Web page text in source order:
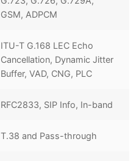
GSM, ADPCM
ITU-T G.168 LEC Echo
Cancellation, Dynamic Jitter
Buffer, VAD, CNG, PLC
RFC2833, SIP Info, In-band
T.38 and Pass-through